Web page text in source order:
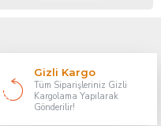
Gizli Kargo
Tüm Siparişleriniz Gizli
Kargolama Yapılarak
Gönderilir!